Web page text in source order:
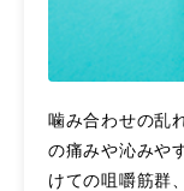
噛み合わせの乱
の痛みや沁みや
けての咀嚼筋群